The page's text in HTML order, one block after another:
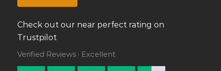
Check out our near perfect rating on
Trustpilot
Verified Reviews · Excellent